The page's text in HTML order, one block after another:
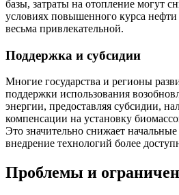
базы, затраты на отопление могут
условиях повышенного курса нефти
весьма привлекательной.
Поддержка и субсидии
Многие государства и регионы
поддержки использования
энергии, предоставляя субсидии,
компенсации на установку
Это значительно снижает
внедрение технологий более
Проблемы и